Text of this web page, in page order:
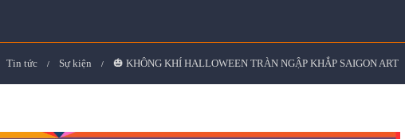
Tin tức Sự kiện 🎃 KHÔNG KHÍ HALLOWEEN TRÀN NGẬP KHẮP SAIGON ART